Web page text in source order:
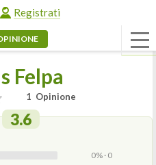
Registrati
Felpa
1 Opinione
3.6
0% · 0